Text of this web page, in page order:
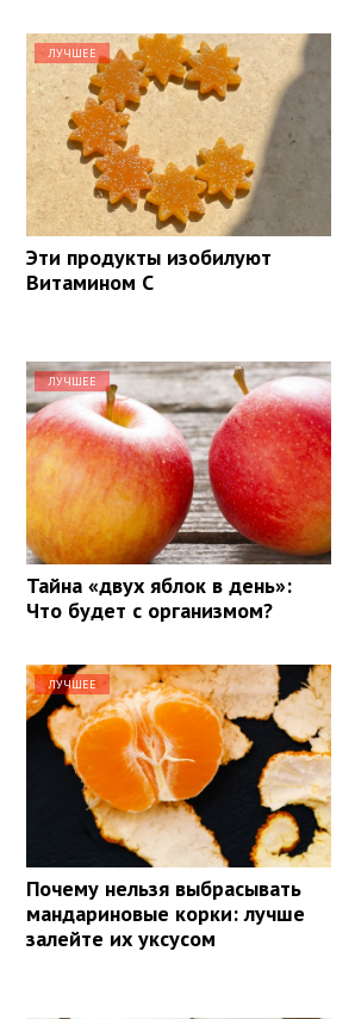
ЛУЧШЕЕ
Эти продукты изобилуют
Витамином С
ЛУЧШЕЕ
Тайна «двух яблок в день»:
Что будет с организмом?
ЛУЧШЕЕ
Почему нельзя выбрасывать
мандариновые корки: лучше
залейте их уксусом